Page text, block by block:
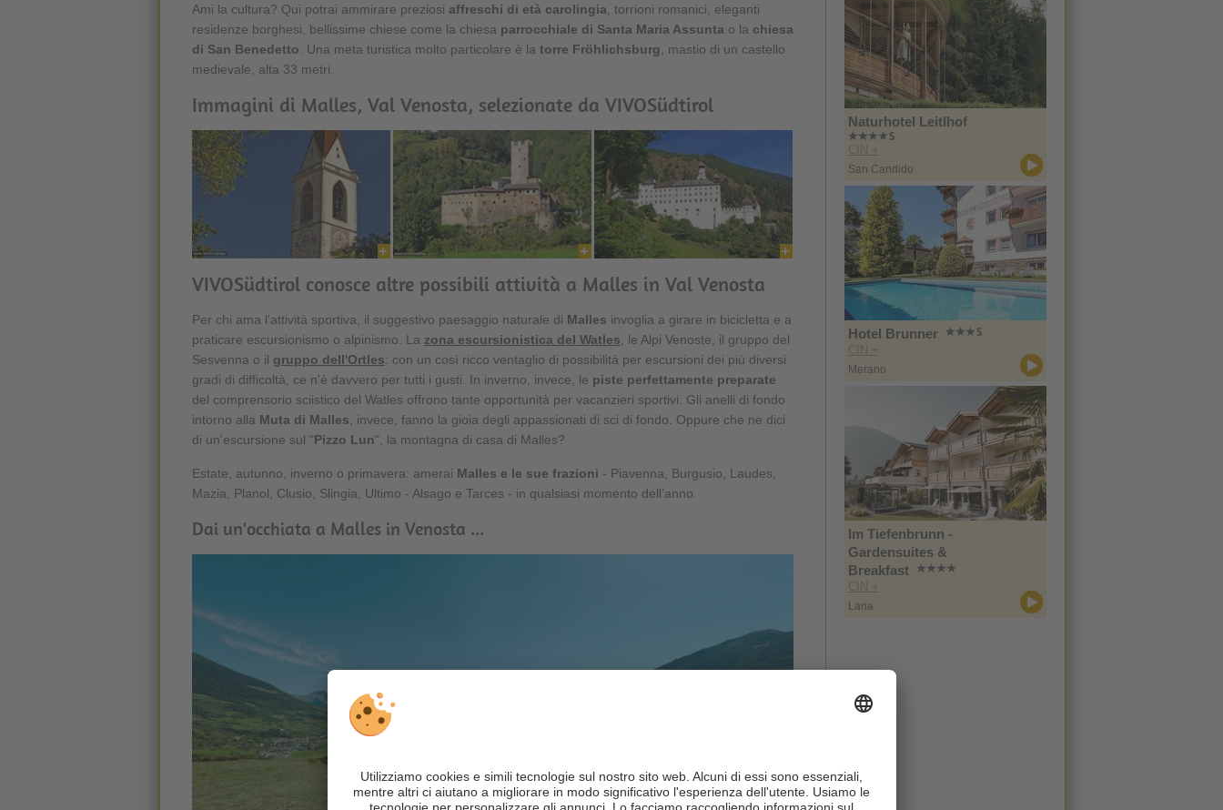
Ami la cultura? Qui potrai ammirare preziosi affreschi di età carolingia , torrioni romanici, eleganti
residenze borghesi, bellissime chiese come la chiesa parrocchiale di Santa Maria Assunta o la chiesa
di San Benedetto . Una meta turistica molto particolare è la torre Fröhlichsburg , mastio di un castello
medievale, alta 33 metri.
Immagini di Malles, Val Venosta, selezionate da VIVOSüdtirol
VIVOSüdtirol conosce altre possibili attività a Malles in Val Venosta
Per chi ama l'attività sportiva, il suggestivo paesaggio naturale di Malles invoglia a girare in bicicletta e a
praticare escursionismo o alpinismo. La zona escursionistica del Watles , le Alpi Venoste, il gruppo del
Sesvenna o il gruppo dell'Ortles: con un così ricco ventaglio di possibilità per escursioni dei più diversi
gradi di difficoltà, ce n'è davvero per tutti i gusti. In inverno, invece, le piste perfettamente preparate
del comprensorio sciistico del Watles offrono tante opportunità per vacanzieri sportivi. Gli anelli di fondo
intorno alla Muta di Malles , invece, fanno la gioia degli appassionati di sci di fondo. Oppure che ne dici
di un'escursione sul "Pizzo Lun", la montagna di casa di Malles?
Estate, autunno, inverno o primavera: amerai Malles e le sue frazioni - Piavenna, Burgusio, Laudes,
Mazia, Planol, Clusio, Slingia, Ultimo - Alsago e Tarces - in qualsiasi momento dell’anno.
Dai un'occhiata a Malles in Venosta ...
Naturhotel Leitlhof
CIN +
San Candido
Hotel Brunner
CIN +
Merano
Im Tiefenbrunn -
Gardensuites &
Breakfast
CIN +
Lana